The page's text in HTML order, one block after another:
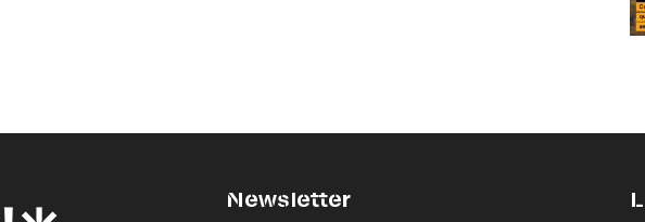
Newsletter